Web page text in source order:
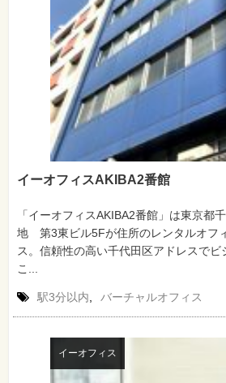
イーオフィスAKIBA2番館
「イーオフィスAKIBA2番館」は東京都
地 第3東ビル5Fが住所のレンタルオフ
ス。信頼性の高い千代田区アドレスでビ
こ...
駅3分以内 バーチャルオフィス
イーオフィス